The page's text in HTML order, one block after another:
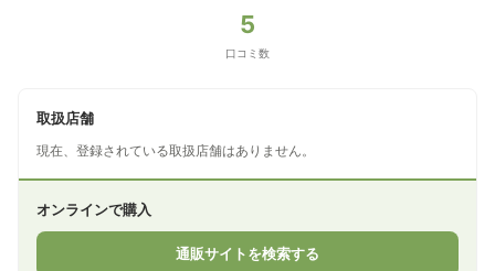
5
口コミ数
取扱店舗
現在、登録されている取扱店舗はありません。
オンラインで購入
通販サイトを検索する